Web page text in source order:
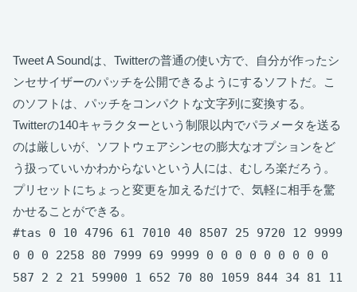
Tweet A Soundは、Twitterの普通の使い方で、自分が作ったシ
ンセサイザーのパッチを公開できるようにするソフトだ。こ
のソフトは、パッチをコンパクトな文字列に変換する。
Twitterの140キャラクターという制限以内でパラメータを送る
のは厳しいが、ソフトウェアシンセの膨大なオプションをど
う扱っていいかわからないという人には、むしろ楽だろう。
プリセットにちょっと変更を加えるだけで、気軽に相手を驚
かせることができる。
#tas 0 10 4796 61 7010 40 8507 25 9720 12 9999
0 0 0 2258 80 7999 69 9999 0 0 0 0 0 0 0 0 0
587 2 2 21 59900 1 652 70 80 1059 844 34 81 11